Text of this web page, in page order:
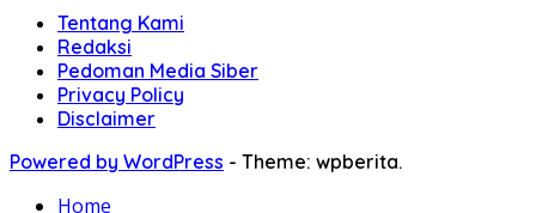
Tentang Kami
Redaksi
Pedoman Media Siber
Privacy Policy
Disclaimer
Powered by WordPress - Theme: wpberita.
Home